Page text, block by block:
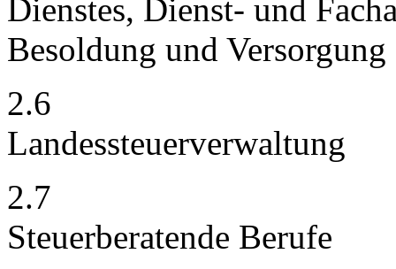
Dienstes, Dienst- und
Besoldung und Versorgung
2.6
Landessteuerverwaltung
2.7
Steuerberatende Berufe